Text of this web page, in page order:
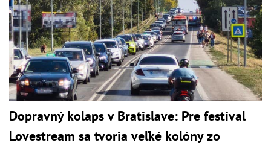
Dopravný kolaps v Bratislave: Pre festival
Lovestream sa tvoria veľké kolóny zo